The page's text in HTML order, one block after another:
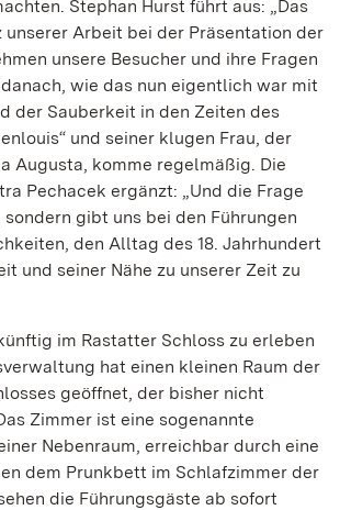
Stephan Hurst führt aus: „Das
unserer Arbeit bei der Präsentation der
unsere Besucher und ihre Fragen
wie das nun eigentlich war mit
der Sauberkeit in den Zeiten des
und seiner klugen Frau, der
Augusta, komme regelmäßig. Die
Pechacek ergänzt: „Und die Frage
gibt uns bei den Führungen
den Alltag des 18. Jahrhundert
und seiner Nähe zu unserer Zeit zu
im Rastatter Schloss zu erleben
hat einen kleinen Raum der
geöffnet, der bisher nicht
Zimmer ist eine sogenannte
Nebenraum, erreichbar durch eine
dem Prunkbett im Schlafzimmer der
die Führungsgäste ab sofort